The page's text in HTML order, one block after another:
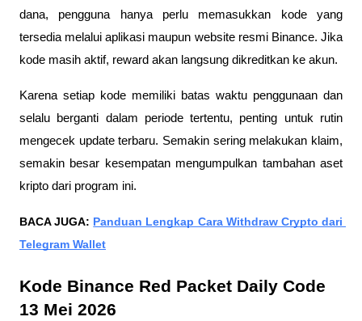
dana, pengguna hanya perlu memasukkan kode yang
tersedia melalui aplikasi maupun website resmi Binance. Jika
kode masih aktif, reward akan langsung dikreditkan ke akun.
Karena setiap kode memiliki batas waktu penggunaan dan
selalu berganti dalam periode tertentu, penting untuk rutin
mengecek update terbaru. Semakin sering melakukan klaim,
semakin besar kesempatan mengumpulkan tambahan aset
kripto dari program ini.
BACA JUGA: Panduan Lengkap Cara Withdraw Crypto dari
Telegram Wallet
Kode Binance Red Packet Daily Code
13 Mei 2026